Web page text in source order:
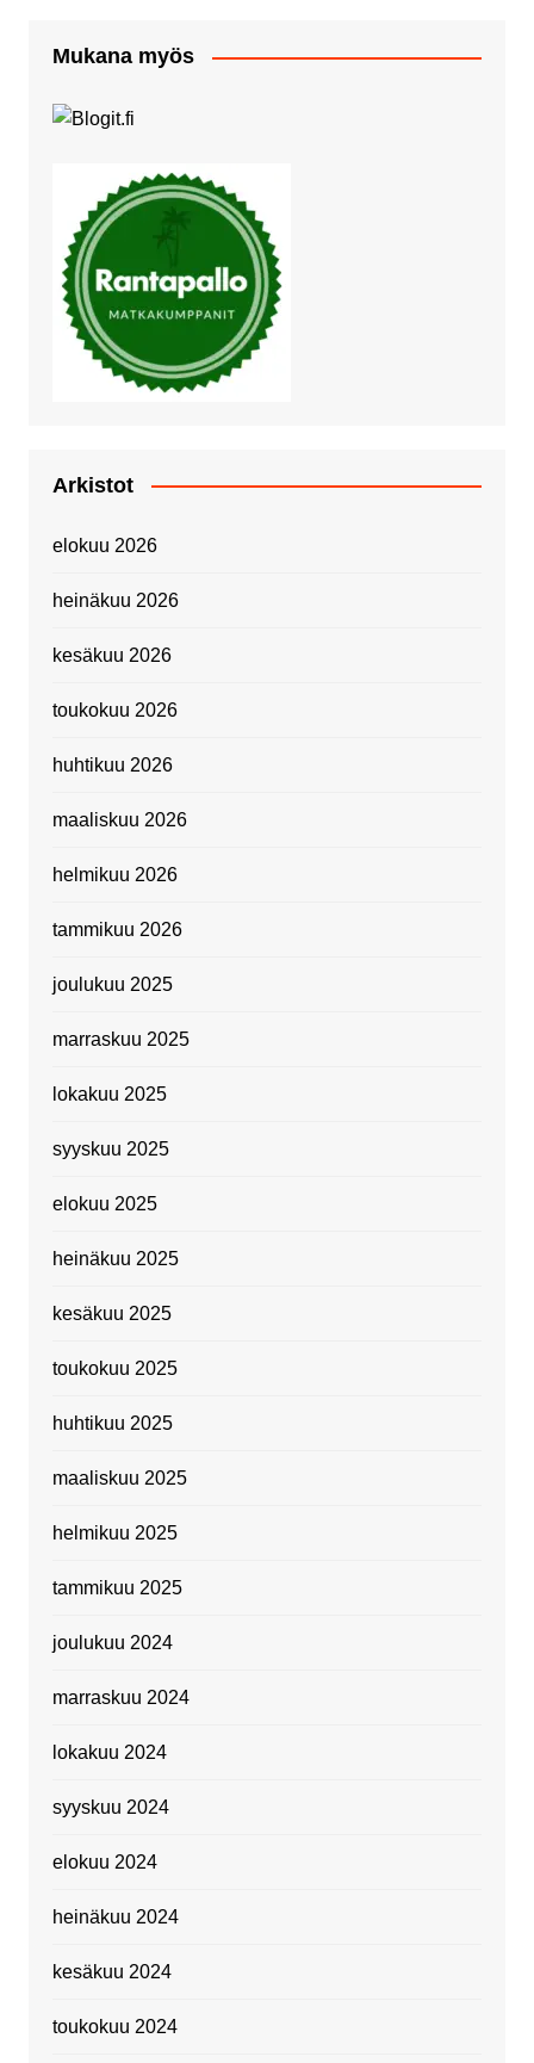
Mukana myös
Arkistot
elokuu 2026
heinäkuu 2026
kesäkuu 2026
toukokuu 2026
huhtikuu 2026
maaliskuu 2026
helmikuu 2026
tammikuu 2026
joulukuu 2025
marraskuu 2025
lokakuu 2025
syyskuu 2025
elokuu 2025
heinäkuu 2025
kesäkuu 2025
toukokuu 2025
huhtikuu 2025
maaliskuu 2025
helmikuu 2025
tammikuu 2025
joulukuu 2024
marraskuu 2024
lokakuu 2024
syyskuu 2024
elokuu 2024
heinäkuu 2024
kesäkuu 2024
toukokuu 2024